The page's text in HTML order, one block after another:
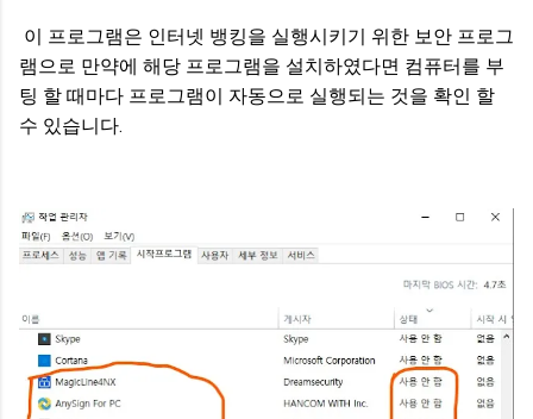
이 프로그램은 인터넷 뱅킹을 실행시키기 위한 보안 프로그
램으로 만약에 해당 프로그램을 설치하였다면 컴퓨터를 부
팅 할 때마다 프로그램이 자동으로 실행되는 것을 확인 할
수 있습니다.